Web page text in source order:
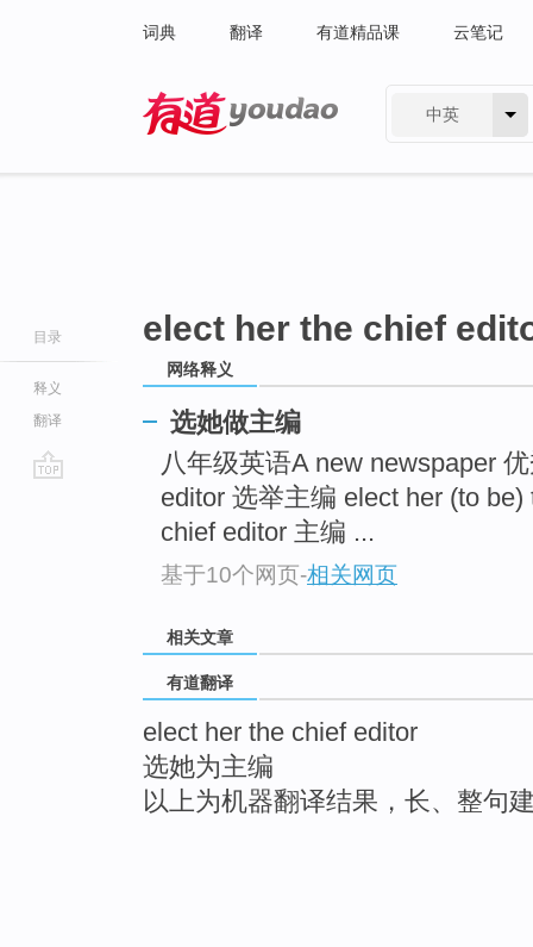
词典 翻译 有道精品课 云笔记
中英
目录
释义
翻译
elect her the chief
网络释义
选她做主编
八年级英语A new newspaper
editor 选举主编 elect her (to
chief editor 主编 ...
基于10个网页-相关网页
相关文章
有道翻译
elect her the chief editor
选她为主编
以上为机器翻译结果，长、整句